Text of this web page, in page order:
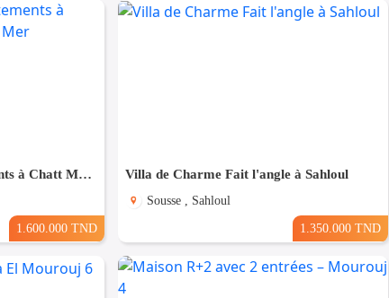
Résidence de 7 Appartements à Chatt Mariem prés de la Mer
1.600.000 TND
Villa de Charme Fait l'angle à Sahloul
Sousse , Sahloul
1.350.000 TND